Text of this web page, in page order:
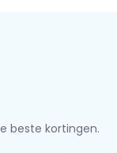
beste kortingen.